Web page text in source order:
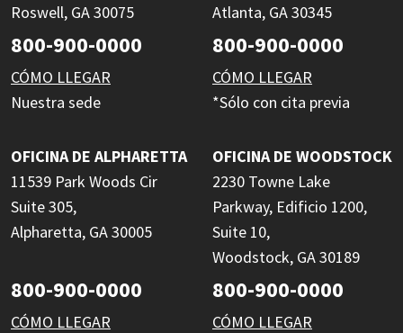
Roswell, GA 30075
800-900-0000
CÓMO LLEGAR
Nuestra sede
Atlanta, GA 30345
800-900-0000
CÓMO LLEGAR
*Sólo con cita previa
OFICINA DE ALPHARETTA
11539 Park Woods Cir
Suite 305,
Alpharetta, GA 30005
800-900-0000
CÓMO LLEGAR
OFICINA DE WOODSTOCK
2230 Towne Lake
Parkway, Edificio 1200,
Suite 10,
Woodstock, GA 30189
800-900-0000
CÓMO LLEGAR